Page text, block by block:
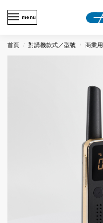
menu
首頁 / 對講機款式／型號 / 商業用